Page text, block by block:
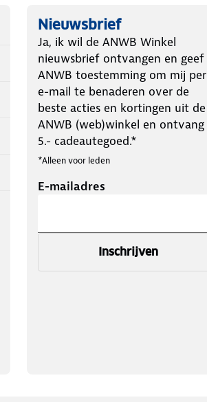
Nieuwsbrief
Ja, ik wil de ANWB Winkel
nieuwsbrief ontvangen en geef
ANWB toestemming om mij per
e-mail te benaderen over de
beste acties en kortingen uit de
ANWB (web)winkel en ontvang
5.- cadeautegoed.*
*Alleen voor leden
E-mailadres
Inschrijven